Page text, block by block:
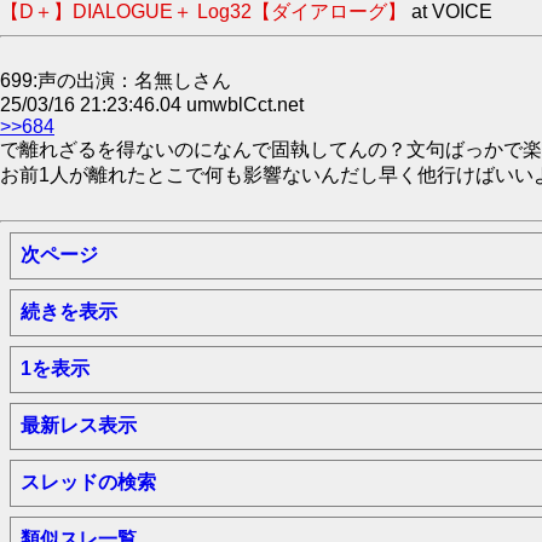
【D＋】DIALOGUE＋ Log32【ダイアローグ】 at VOICE
699:声の出演：名無しさん
25/03/16 21:23:46.04 umwblCct.net
>>684
で離れざるを得ないのになんで固執してんの？文句ばっかで
お前1人が離れたとこで何も影響ないんだし早く他行けばいい
次ページ
続きを表示
1を表示
最新レス表示
スレッドの検索